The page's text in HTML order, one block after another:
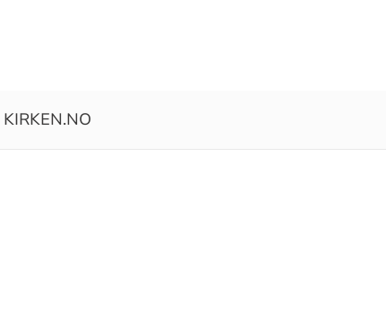
KIRKEN.NO